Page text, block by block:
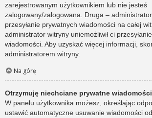
zarejestrowanym użytkownikiem lub nie jesteś
zalogowany/zalogowana. Druga – administrator
przesyłanie prywatnych wiadomości na całej
administrator witryny uniemożliwił ci
wiadomości. Aby uzyskać więcej informacji,
administratorem witryny.
Na górę
Otrzymuję niechciane prywatne
W panelu użytkownika możesz, określając
ustawić automatyczne usuwanie wiadomości